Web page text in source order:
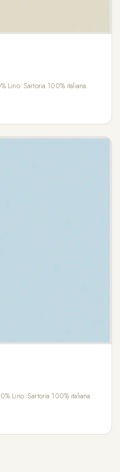
Lino. Sartoria 100% italiana.
Lino. Sartoria 100% italiana.